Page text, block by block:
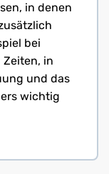
in denen
bei
in
und das
wichtig